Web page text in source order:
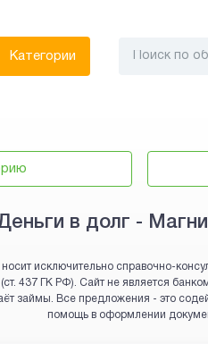
Категории
в долг -
исключительно справочно-
(ст. 437 ГК РФ). Сайт не является
займы. Все предложения - это
помощь в оформлении